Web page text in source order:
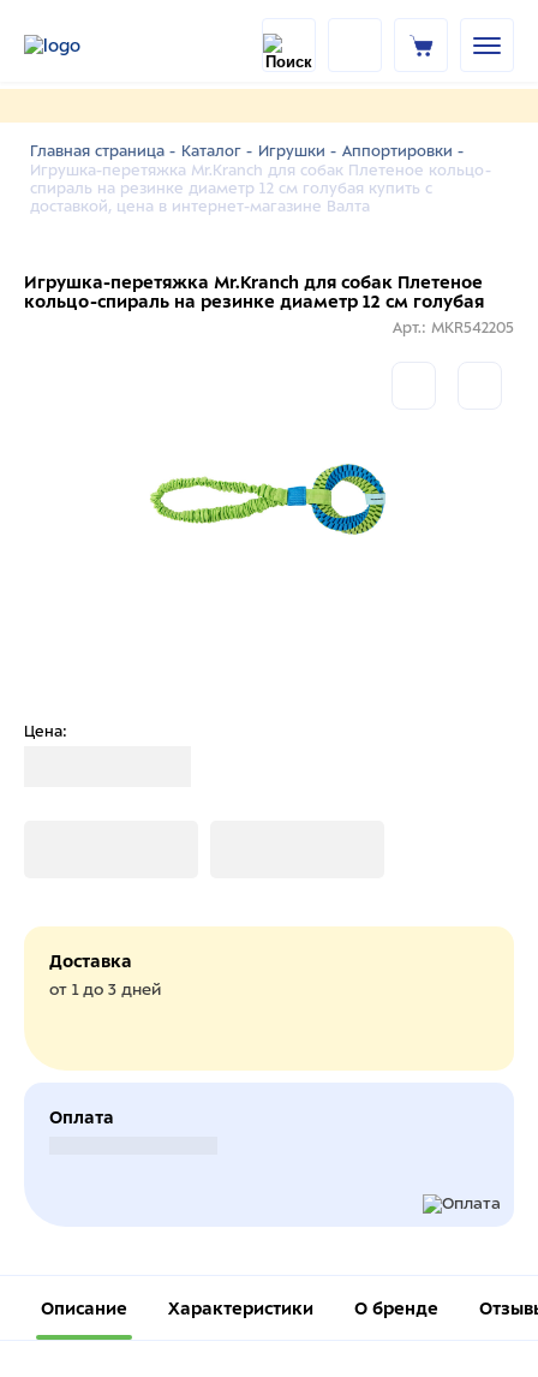
Главная страница - Каталог - Игрушки - Аппортировки -
Игрушка-перетяжка Mr.Kranch для собак Плетеное кольцо-
спираль на резинке диаметр 12 см голубая купить с
доставкой, цена в интернет-магазине Валта
Игрушка-перетяжка Mr.Kranch для собак Плетеное
кольцо-спираль на резинке диаметр 12 см голубая
Арт.: MKR542205
Цена:
Доставка
от 1 до 3 дней
Оплата
Описание Характеристики О бренде